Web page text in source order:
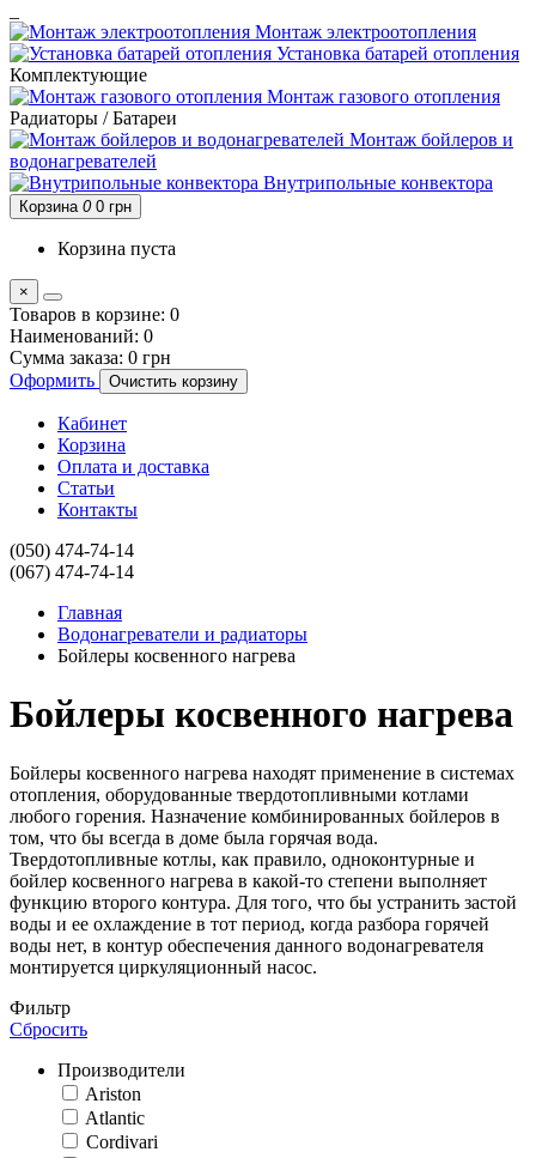
Монтаж электроотопления
Установка батарей отопления
Комплектующие
Монтаж газового отопления
Радиаторы / Батареи
Монтаж бойлеров и
водонагревателей
Внутрипольные конвектора
Корзина 0 0 грн
Корзина пуста
×
Товаров в корзине: 0
Наименований: 0
Сумма заказа: 0 грн
Оформить
Очистить корзину
Кабинет
Корзина
Оплата и доставка
Статьи
Контакты
(050) 474-74-14
(067) 474-74-14
Главная
Водонагреватели и радиаторы
Бойлеры косвенного нагрева
Бойлеры косвенного нагрева
Бойлеры косвенного нагрева находят применение в системах
отопления, оборудованные твердотопливными котлами
любого горения. Назначение комбинированных бойлеров в
том, что бы всегда в доме была горячая вода.
Твердотопливные котлы, как правило, одноконтурные и
бойлер косвенного нагрева в какой-то степени выполняет
функцию второго контура. Для того, что бы устранить застой
воды и ее охлаждение в тот период, когда разбора горячей
воды нет, в контур обеспечения данного водонагревателя
монтируется циркуляционный насос.
Фильтр
Сбросить
Производители
Ariston
Atlantic
Cordivari